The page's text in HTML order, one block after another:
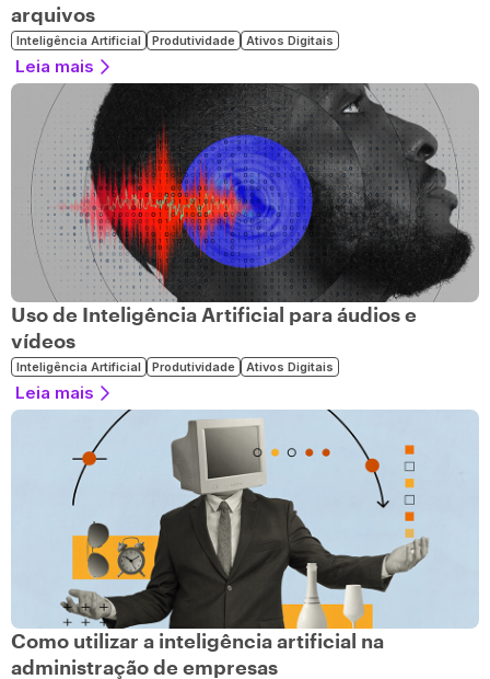
arquivos
Inteligência Artificial Produtividade Ativos Digitais
Leia mais
Uso de Inteligência Artificial para áudios e
vídeos
Inteligência Artificial Produtividade Ativos Digitais
Leia mais
Como utilizar a inteligência artificial na
administração de empresas